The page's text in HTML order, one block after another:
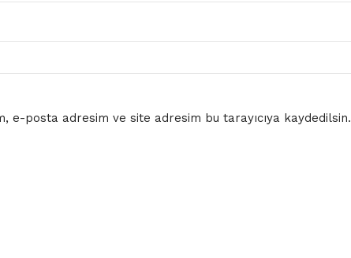
e-posta adresim ve site adresim bu tarayıcıya kaydedilsin.